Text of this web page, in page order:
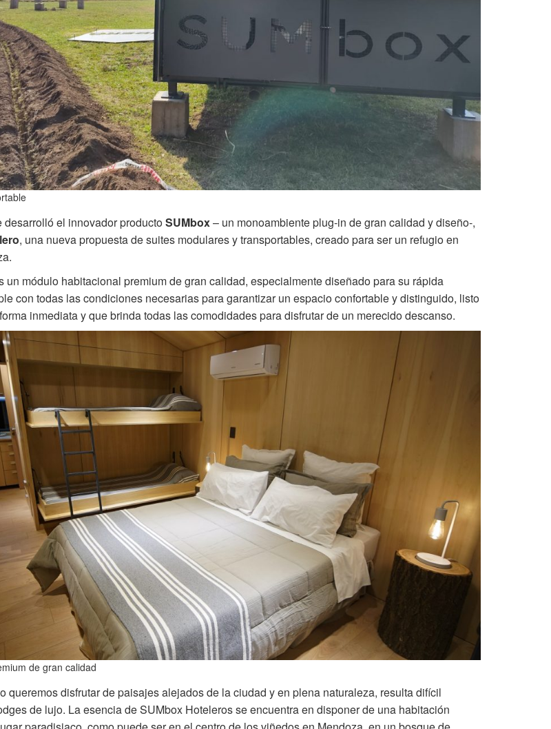
desarrolló el innovador productoSUMbox– un monoambiente plug-in de gran calidad y diseño-,
, una nueva propuesta de suites modulares y transportables, creado para ser un refugio en
un módulo habitacional premium de gran calidad, especialmente diseñado para su rápida
con todas las condiciones necesarias para garantizar un espacio confortable y distinguido, listo
inmediata y que brinda todas las comodidades para disfrutar de un merecido descanso.
de gran calidad
queremos disfrutar de paisajes alejados de la ciudad y en plena naturaleza, resulta difícil
de lujo. La esencia deSUMboxHoteleros se encuentra en disponer de una habitación